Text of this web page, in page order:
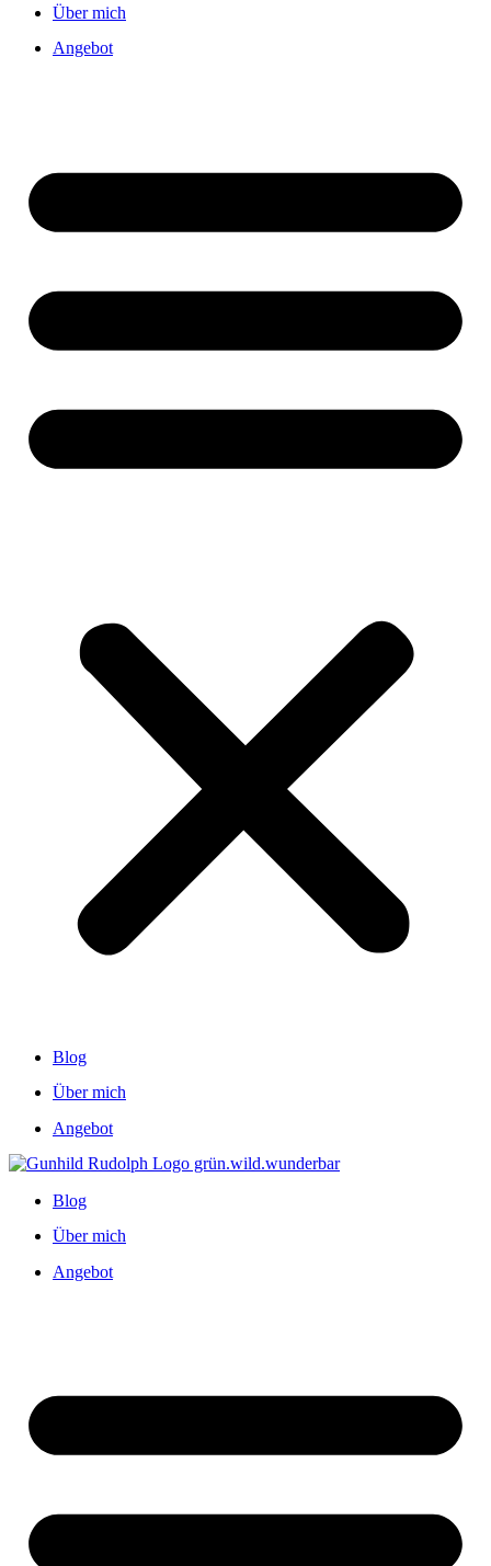
Über mich
Angebot
Blog
Über mich
Angebot
Blog
Über mich
Angebot